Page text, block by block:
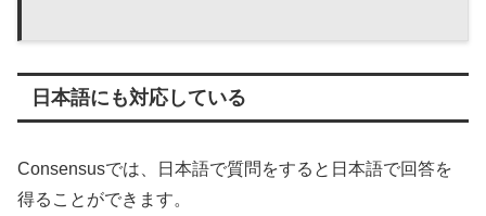
日本語にも対応している
Consensusでは、日本語で質問をすると日本語で回答を
得ることができます。